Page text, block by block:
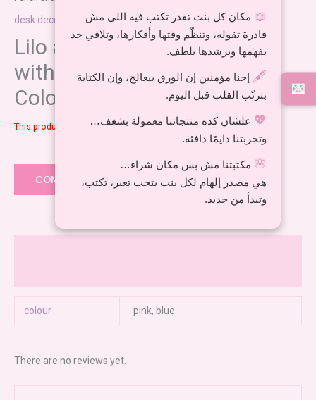
desk decorations,gifts,Office Products
Lilo and Stitch Desk Lamp
with Pencil Sharpener in 2
Colours
This product is currently out of stock and unavailable.
COMPARE
colour pink, blue
There are no reviews yet.
💌
📖 مكان كل بنت تقدر تكتب فيه اللي مش
قادرة تقوله، وتنظّم وقتها وأفكارها، وتلاقي حد
يفهمها ويرشدها بلطف.
🖋️ إحنا مؤمنين إن الورق بيعالج، وإن الكتابة
بترتّب القلب قبل اليوم.
💖 علشان كده منتجاتنا معمولة بشغف…
وتجربتنا دايمًا دافئة.
🌸 مكتبتنا مش بس مكان شراء…
هي مصدر إلهام لكل بنت بتحب تعبر، تكتب،
وتبدأ من جديد.